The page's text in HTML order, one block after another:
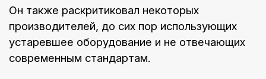
Он также раскритиковал некоторых
производителей, до сих пор использующих
устаревшее оборудование и не отвечающих
современным стандартам.